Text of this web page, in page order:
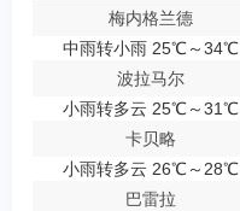
梅内格兰德
中雨转小雨 25℃～34℃
波拉马尔
小雨转多云 25℃～31℃
卡贝略
小雨转多云 26℃～28℃
巴雷拉